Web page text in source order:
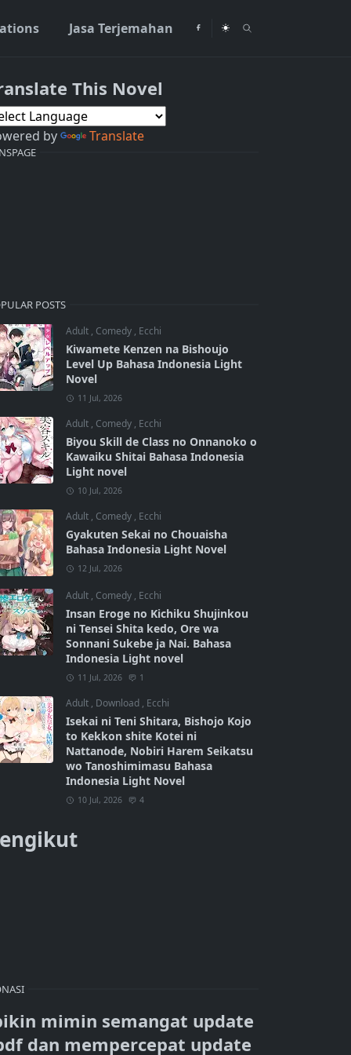
Jasa Terjemahan
This Novel
by Translate
POSTS
Adult , Comedy , Ecchi
Kiwamete Kenzen na Bishoujo
Level Up Bahasa Indonesia Light
Novel
11 Jul, 2026
Adult , Comedy , Ecchi
Biyou Skill de Class no Onnanoko o
Kawaiku Shitai Bahasa Indonesia
Light novel
10 Jul, 2026
Adult , Comedy , Ecchi
Gyakuten Sekai no Chouaisha
Bahasa Indonesia Light Novel
12 Jul, 2026
Adult , Comedy , Ecchi
Insan Eroge no Kichiku Shujinkou
ni Tensei Shita kedo, Ore wa
Sonnani Sukebe ja Nai. Bahasa
Indonesia Light novel
11 Jul, 2026 1
Adult , Download , Ecchi
Isekai ni Teni Shitara, Bishojo Kojo
to Kekkon shite Kotei ni
Nattanode, Nobiri Harem Seikatsu
wo Tanoshimimasu Bahasa
Indonesia Light Novel
10 Jul, 2026 4
mimin semangat update
dan mempercepat update